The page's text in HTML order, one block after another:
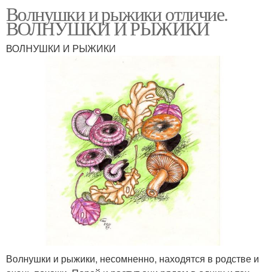
Волнушки и рыжики отличие.
ВОЛНУШКИ И РЫЖИКИ
ВОЛНУШКИ И РЫЖИКИ
Волнушки и рыжики, несомненно, находятся в родстве и